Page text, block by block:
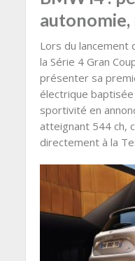
Lors du lancement
la Série 4 Gran
présenter sa
électrique baptisée
sportivité en
atteignant 544 ch,
directement à la